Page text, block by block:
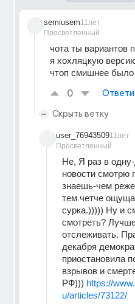
semiusem
Просветленный
11лет
чота ты вариантов
я хохляцкую
чтоп смишнее было
0
Скрыть ветку
user_76943509
Просветленный
11лет
Не, Я раз в
новости смотрю
знаешь-чем
тем четче
сурка.))))) Ну и
смотреть?
отслеживать.
декабря
приостановила
взрывов и
РФ))) https://
u/articles/73122/